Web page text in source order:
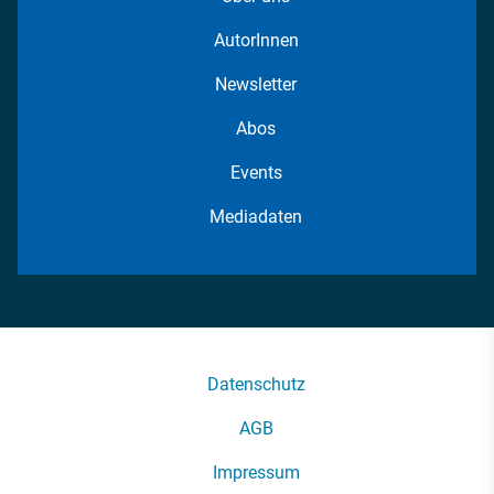
AutorInnen
Newsletter
Abos
Events
Mediadaten
Datenschutz
AGB
Impressum